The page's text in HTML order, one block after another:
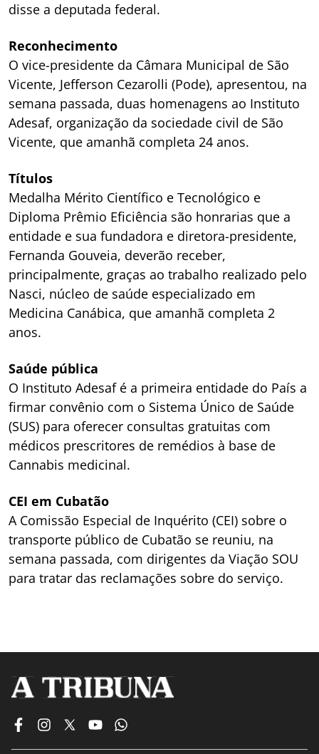
disse a deputada federal.
Reconhecimento
O vice-presidente da Câmara Municipal de São
Vicente, Jefferson Cezarolli (Pode), apresentou, na
semana passada, duas homenagens ao Instituto
Adesaf, organização da sociedade civil de São
Vicente, que amanhã completa 24 anos.
Títulos
Medalha Mérito Científico e Tecnológico e
Diploma Prêmio Eficiência são honrarias que a
entidade e sua fundadora e diretora-presidente,
Fernanda Gouveia, deverão receber,
principalmente, graças ao trabalho realizado pelo
Nasci, núcleo de saúde especializado em
Medicina Canábica, que amanhã completa 2
anos.
Saúde pública
O Instituto Adesaf é a primeira entidade do País a
firmar convênio com o Sistema Único de Saúde
(SUS) para oferecer consultas gratuitas com
médicos prescritores de remédios à base de
Cannabis medicinal.
CEI em Cubatão
A Comissão Especial de Inquérito (CEI) sobre o
transporte público de Cubatão se reuniu, na
semana passada, com dirigentes da Viação SOU
para tratar das reclamações sobre do serviço.